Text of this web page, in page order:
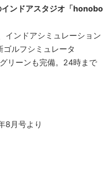
ンドアスタジオ「honobo
インドアシミュレーション
ルフシミュレータ
リーンも完備。24時まで
8月号より